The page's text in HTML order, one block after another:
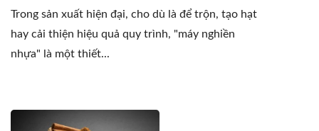
Trong sản xuất hiện đại, cho dù là để trộn, tạo hạt
hay cải thiện hiệu quả quy trình, "máy nghiền
nhựa" là một thiết...